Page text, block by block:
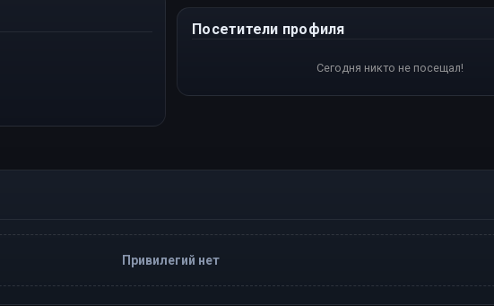
Посетители профиля
Сегодня никто не посещал!
Привилегий нет